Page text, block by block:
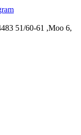
51/60-61 ,Moo 6,